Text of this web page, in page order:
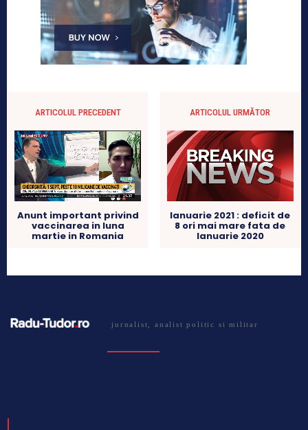
ARTICOLUL PRECEDENT
Anunt important privind
vaccinarea in luna
martie in Romania
ARTICOLUL URMĂTOR
Ianuarie 2021 : deficit de
8 ori mai mare fata de
Ianuarie 2020
jurnalist, analist politic si militar